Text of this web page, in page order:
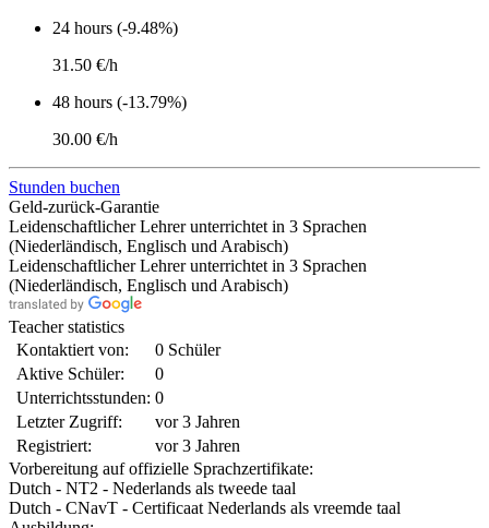
24 hours (-9.48%)
31.50 €/h
48 hours (-13.79%)
30.00 €/h
Stunden buchen
Geld-zurück-Garantie
Leidenschaftlicher Lehrer unterrichtet in 3 Sprachen
(Niederländisch, Englisch und Arabisch)
Leidenschaftlicher Lehrer unterrichtet in 3 Sprachen
(Niederländisch, Englisch und Arabisch)
Teacher statistics
Kontaktiert von:
0 Schüler
Aktive Schüler:
0
Unterrichtsstunden: 0
Letzter Zugriff:
vor 3 Jahren
Registriert:
vor 3 Jahren
Vorbereitung auf offizielle Sprachzertifikate:
Dutch - NT2 - Nederlands als tweede taal
Dutch - CNavT - Certificaat Nederlands als vreemde taal